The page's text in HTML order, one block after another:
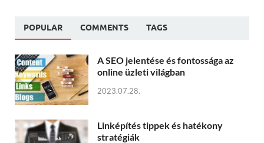
POPULAR COMMENTS TAGS
A SEO jelentése és fontossága az
online üzleti világban
2023.07.28.
Linképítés tippek és hatékony
stratégiák